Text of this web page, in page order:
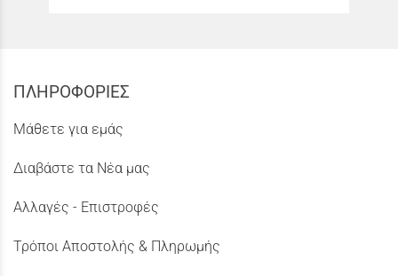
ΠΛΗΡΟΦΟΡΙΕΣ
Μάθετε για εμάς
Διαβάστε τα Νέα μας
Αλλαγές - Επιστροφές
Τρόποι Αποστολής & Πληρωμής